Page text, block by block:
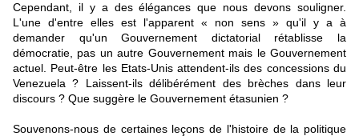
Cependant, il y a des élégances que nous devons souligner.
L'une d'entre elles est l'apparent « non sens » qu'il y a à
demander qu'un Gouvernement dictatorial rétablisse la
démocratie, pas un autre Gouvernement mais le Gouvernement
actuel. Peut-être les Etats-Unis attendent-ils des concessions du
Venezuela ? Laissent-ils délibérément des brèches dans leur
discours ? Que suggère le Gouvernement étasunien ?
Souvenons-nous de certaines leçons de l'histoire de la politique